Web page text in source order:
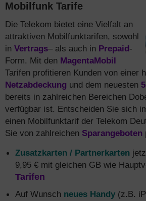
Mobilfunk Tarife
Die Telekom bietet eine Vielfalt an
attraktiven Mobilfunktarifen, sowohl
in Vertrags– als auch in Prepaid-
Form. Mit den MagentaMobil
Tarifen profitieren Kunden von einer
Netzabdeckung und dem neuesten
bereits in zahlreichen Bereichen
verfügbar ist. Entscheiden Sie sich
einen Mobilfunktarif der Telekom
Sie von zahlreichen Sparangeboten
Zusatzkarten / Partnerkarten
9,95 € mit gleichen GB wie
Tarifen
Auf Wunsch neues Handy (z.B.